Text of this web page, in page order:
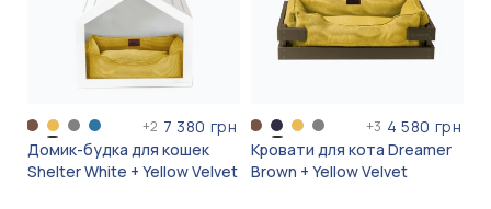
+2 7 380 грн
Домик-будка для кошек
Shelter White + Yellow Velvet
+3 4 580 грн
Кровати для кота Dreamer
Brown + Yellow Velvet